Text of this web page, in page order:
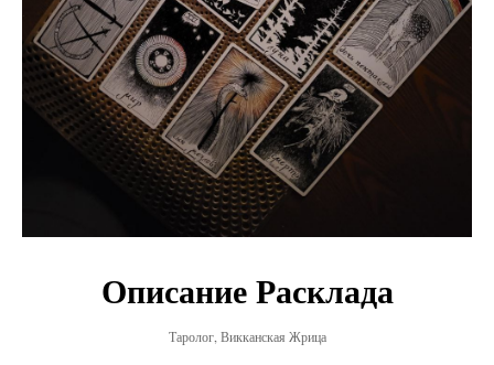
Описание Расклада
Таролог, Викканская Жрица